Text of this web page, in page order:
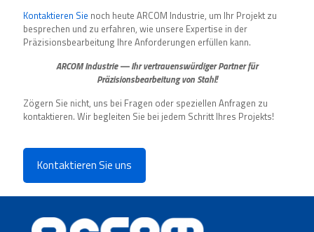
Kontaktieren Sie noch heute ARCOM Industrie, um Ihr Projekt zu
besprechen und zu erfahren, wie unsere Expertise in der
Präzisionsbearbeitung Ihre Anforderungen erfüllen kann.
ARCOM Industrie — Ihr vertrauenswürdiger Partner für
Präzisionsbearbeitung von Stahl!
Zögern Sie nicht, uns bei Fragen oder speziellen Anfragen zu
kontaktieren. Wir begleiten Sie bei jedem Schritt Ihres Projekts!
Kontaktieren Sie uns